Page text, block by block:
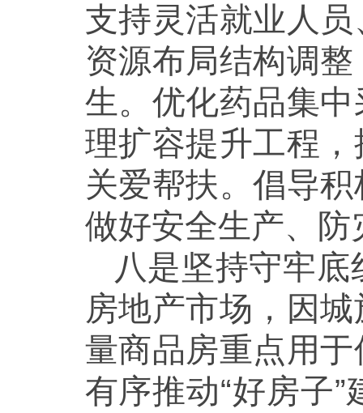
支持灵活就业人
资源布局结构调
生。优化药品集
理扩容提升工程
关爱帮扶。倡导
做好安全生产、
八是坚持守牢
房地产市场，因
量商品房重点用
有序推动“好房子